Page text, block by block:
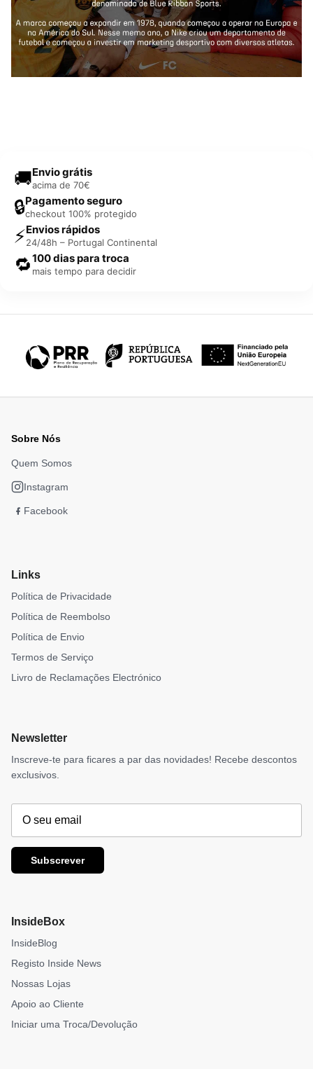
🚚Envio grátis
acima de 70€
🔒Pagamento seguro
checkout 100% protegido
⚡Envios rápidos
24/48h – Portugal Continental
🔁100 dias para troca
mais tempo para decidir
Sobre Nós
Quem Somos
Instagram
Facebook
Links
Política de Privacidade
Política de Reembolso
Política de Envio
Termos de Serviço
Livro de Reclamações Electrónico
Newsletter
Inscreve-te para ficares a par das novidades! Recebe descontos
exclusivos.
Subscrever
InsideBox
InsideBlog
Registo Inside News
Nossas Lojas
Apoio ao Cliente
Iniciar uma Troca/Devolução